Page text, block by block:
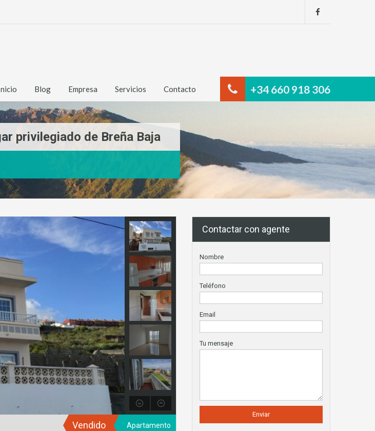
+34 660 918 306
Blog Empresa Servicios Contacto
privilegiado de Breña Baja
Vendido Apartamento
Contactar con agente
Nombre
Teléfono
Email
Tu mensaje